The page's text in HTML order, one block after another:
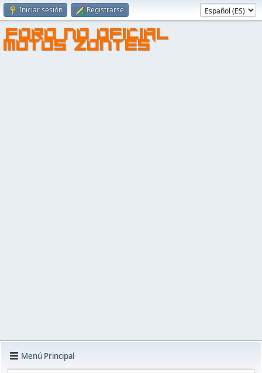
Iniciar sesión Registrarse
FORO NO OFICIAL
MOTOS ZONTES
Menú Principal